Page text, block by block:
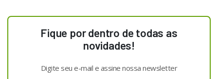
Fique por dentro de todas as
novidades!
Digite seu e-mail e assine nossa newsletter